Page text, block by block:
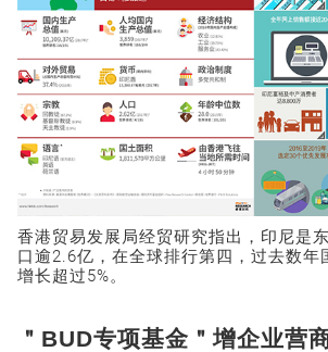
香港贸易发展局经贸研究指出，印尼是
口逾2.6亿，在全球排行第四，过去数年
增长超过5%。
＂BUD专项基金＂增企业营